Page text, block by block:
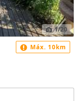
1/20
Máx. 10km